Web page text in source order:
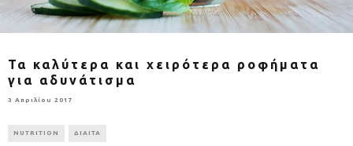
Τα καλύτερα και χειρότερα ροφήματα
για αδυνάτισμα
3 Απριλίου 2017
NUTRITION ΔΙΑΙΤΑ